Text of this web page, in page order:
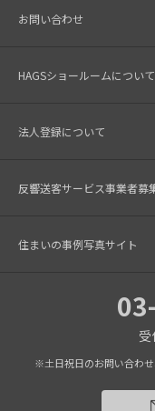
お問い合わせ
HAGSショールームについて
法人登録について
反響送客サービス事業者募
住まいの事例写真サイト
※土日祝日のお問い合わせ